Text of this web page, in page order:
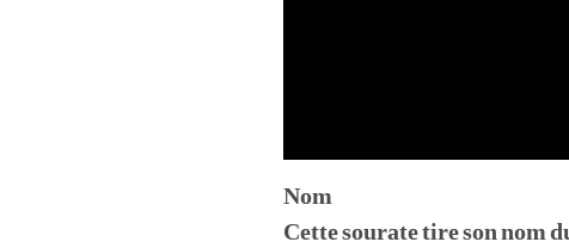
Nom
Cette sourate tire son nom